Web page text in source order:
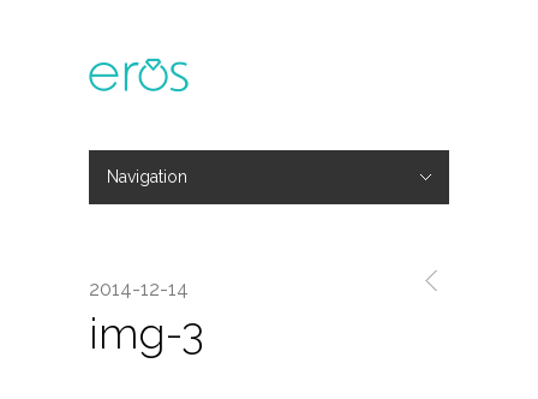
Navigation
2014-12-14
img-3